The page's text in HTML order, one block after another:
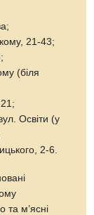
21-43;
(біля
Освіти (у
2-6.
та м’ясні